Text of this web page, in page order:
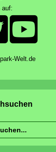
auf:
Welt.de